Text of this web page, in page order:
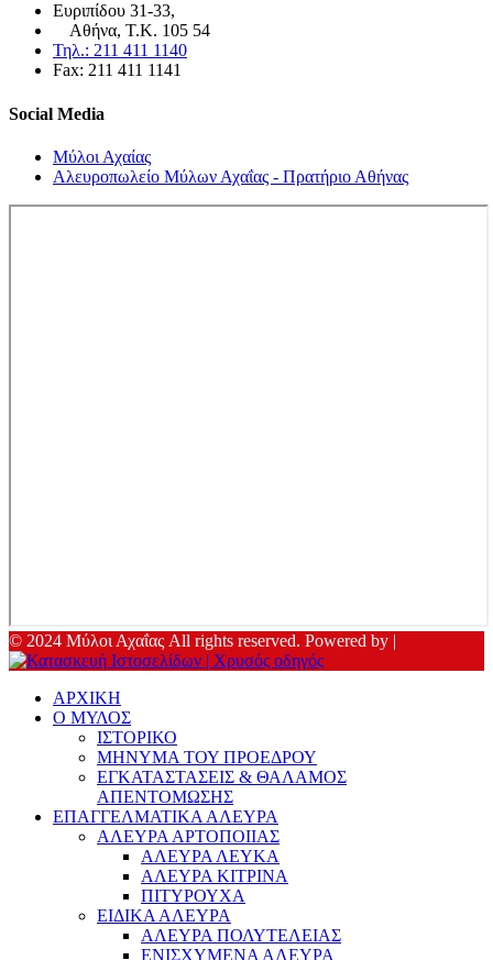
Ευριπίδου 31-33,
Αθήνα, Τ.Κ. 105 54
Τηλ.: 211 411 1140
Fax: 211 411 1141
Social Media
Μύλοι Αχαίας
Αλευροπωλείο Μύλων Αχαΐας - Πρατήριο Αθήνας
© 2024 Μύλοι Αχαΐας All rights reserved. Powered by |
ΑΡΧΙΚΗ
Ο ΜΥΛΟΣ
ΙΣΤΟΡΙΚΟ
ΜΗΝΥΜΑ ΤΟΥ ΠΡΟΕΔΡΟΥ
ΕΓΚΑΤΑΣΤΑΣΕΙΣ & ΘΑΛΑΜΟΣ
ΑΠΕΝΤΟΜΩΣΗΣ
ΕΠΑΓΓΕΛΜΑΤΙΚΑ ΑΛΕΥΡΑ
ΑΛΕΥΡΑ ΑΡΤΟΠΟΙΙΑΣ
ΑΛΕΥΡΑ ΛΕΥΚΑ
ΑΛΕΥΡΑ ΚΙΤΡΙΝΑ
ΠΙΤΥΡΟΥΧΑ
ΕΙΔΙΚΑ ΑΛΕΥΡΑ
ΑΛΕΥΡΑ ΠΟΛΥΤΕΛΕΙΑΣ
ΕΝΙΣΧΥΜΕΝΑ ΑΛΕΥΡΑ